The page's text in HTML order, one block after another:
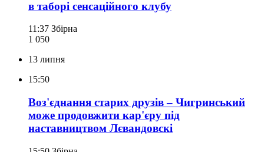
в таборі сенсаційного клубу
11:37 Збірна
1 050
13 липня
15:50
Воз'єднання старих друзів – Чигринський
може продовжити кар'єру під
наставництвом Лєвандовскі